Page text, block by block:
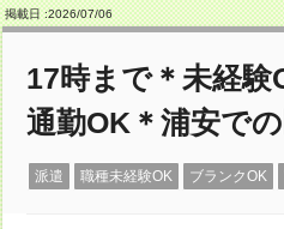
掲載日 :2026/07/06
17時まで＊未経
通勤OK＊浦安で
派遣 職種未経験OK ブランクOK